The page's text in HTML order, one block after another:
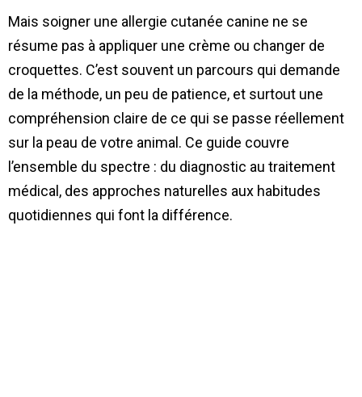
Mais soigner une allergie cutanée canine ne se
résume pas à appliquer une crème ou changer de
croquettes. C’est souvent un parcours qui demande
de la méthode, un peu de patience, et surtout une
compréhension claire de ce qui se passe réellement
sur la peau de votre animal. Ce guide couvre
l’ensemble du spectre : du diagnostic au traitement
médical, des approches naturelles aux habitudes
quotidiennes qui font la différence.